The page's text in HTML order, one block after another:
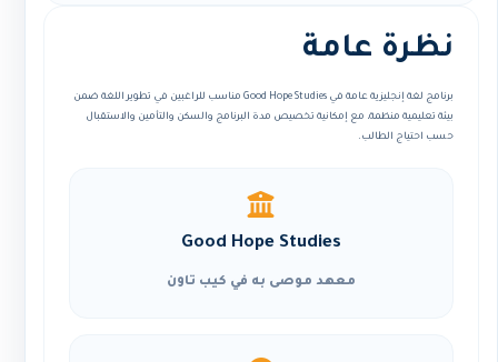
نظرة عامة
برنامج لغة إنجليزية عامة في Good Hope Studies مناسب للراغبين في تطوير اللغة ضمن
بيئة تعليمية منظمة، مع إمكانية تخصيص مدة البرنامج والسكن والتأمين والاستقبال
حسب احتياج الطالب.
Good Hope Studies
معهد موصى به في كيب تاون